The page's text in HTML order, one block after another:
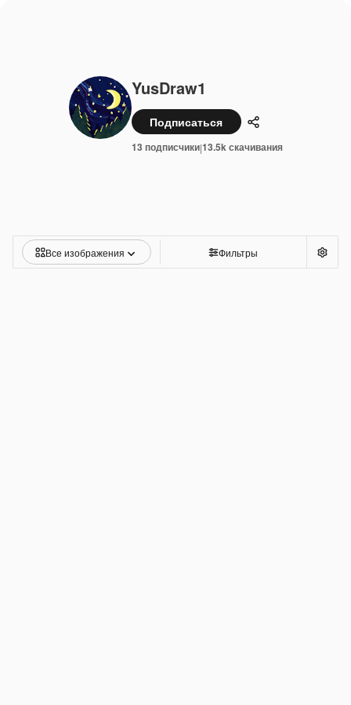
YusDraw1
Подписаться Поделиться
13 подписчики|13.5k скачивания
Все изображения Фильтры